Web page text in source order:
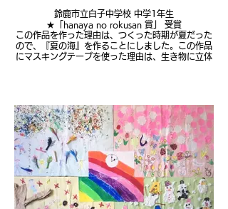
鈴鹿市立白子中学校 中学1年生
★「hanaya no rokusan 賞」 受賞
この作品を作った理由は、つくった時期が夏だった
ので、『夏の海』を作ることにしました。この作品
にマスキングテープを使った理由は、生き物に立体
ようにした事です。見どころは、いろいろなところ
に猫が隠れていることです。